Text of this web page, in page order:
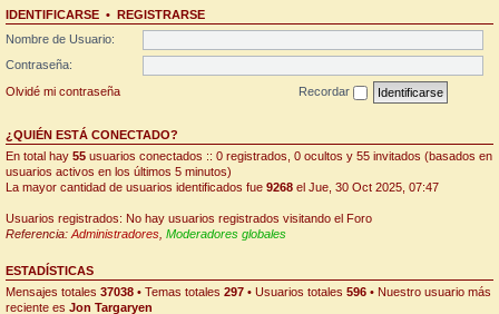
IDENTIFICARSE • REGISTRARSE
Nombre de Usuario:
Contraseña:
Olvidé mi contraseña
Recordar
¿QUIÉN ESTÁ CONECTADO?
En total hay 55 usuarios conectados :: 0 registrados, 0 ocultos y 55 invitados (basados en
usuarios activos en los últimos 5 minutos)
La mayor cantidad de usuarios identificados fue 9268 el Jue, 30 Oct 2025, 07:47
Usuarios registrados: No hay usuarios registrados visitando el Foro
Referencia: Administradores Moderadores globales
ESTADÍSTICAS
Mensajes totales 37038 • Temas totales 297 • Usuarios totales 596 • Nuestro usuario más
reciente es Jon Targaryen